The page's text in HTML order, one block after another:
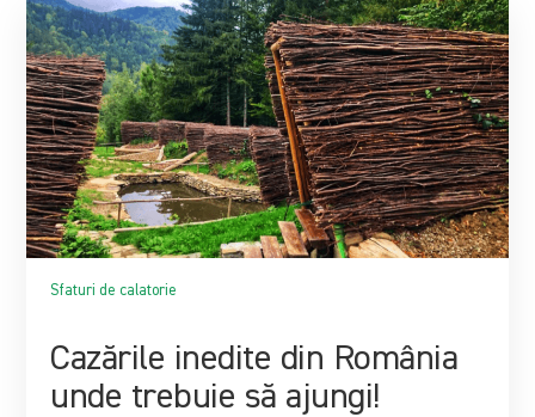
Sfaturi de calatorie
Cazările inedite din România
unde trebuie să ajungi!